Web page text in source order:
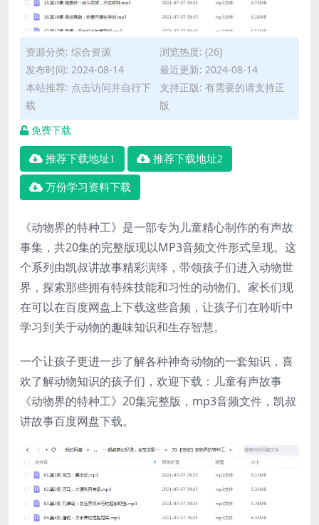
资源分类: 综合资源
浏览热度: (26)
发布时间: 2024-08-14
最近更新: 2024-08-14
本站推荐: 点击访问并自行下
载
支持正版: 有需要的请支持正
版
免费下载
推荐下载地址1 推荐下载地址2
万份学习资料下载
《动物界的特种工》是一部专为儿童精心制作的有声故
事集，共20集的完整版现以MP3音频文件形式呈现。这
个系列由凯叔讲故事精彩演绎，带领孩子们进入动物世
界，探索那些拥有特殊技能和习性的动物们。家长们现
在可以在百度网盘上下载这些音频，让孩子们在聆听中
学习到关于动物的趣味知识和生存智慧。
一个让孩子更进一步了解各种神奇动物的一套知识，喜
欢了解动物知识的孩子们，欢迎下载：儿童有声故事
《动物界的特种工》20集完整版，mp3音频文件，凯叔
讲故事百度网盘下载。